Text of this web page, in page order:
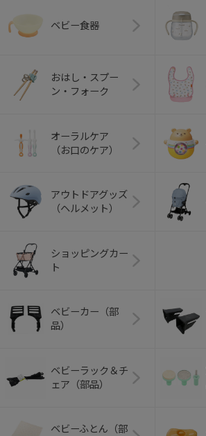
ベビー食器
おはし・スプー
ン・フォーク
オーラルケア
（お口のケア）
アウトドアグッズ
（ヘルメット）
ショッピングカー
ト
ベビーカー（部
品）
ベビーラック＆チ
ェア（部品）
ベビーふとん（部